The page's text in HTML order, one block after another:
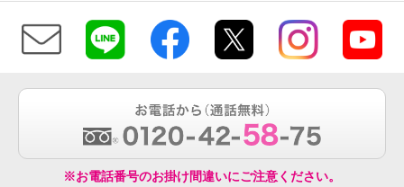
※お電話番号のお掛け間違いにご注意ください。